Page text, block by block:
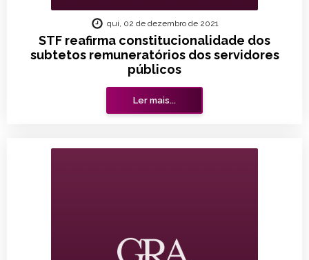
STF reafirma constitucionalidade dos
subtetos remuneratórios dos servidores
públicos
qui, 02 de dezembro de 2021
Ler mais...